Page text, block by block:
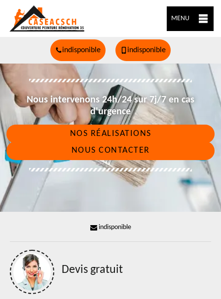
MENU
indisponible indisponible
Nous intervenons 24h/24 sur 7j/7 en cas
d'urgence
NOS RÉALISATIONS
NOUS CONTACTER
indisponible
Devis gratuit